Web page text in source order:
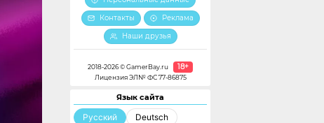
Контакты
Реклама
Наши друзья
2018-2026 © GamerBay.ru 18+
Лицензия ЭЛ№ ФС 77-86875
Язык сайта
Русский
Deutsch